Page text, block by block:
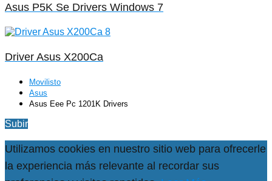
Asus P5K Se Drivers Windows 7
Driver Asus X200Ca
Movilisto
Asus
Asus Eee Pc 1201K Drivers
Subir
Utilizamos cookies en nuestro sitio web para ofrecerle
la experiencia más relevante al recordar sus